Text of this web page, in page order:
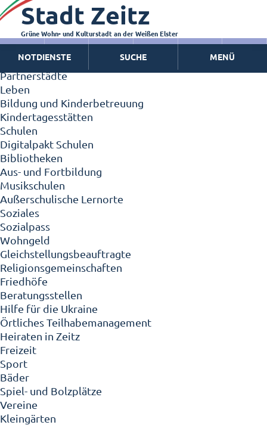
Zeitz - Die Kleinstadt
Willkommen in Zeitz!
Interview mit Oberbürgermeister Christian Thieme
Zeitz - Stadt der Zukunft
Ortschaften
Partnerstädte
Leben
Bildung und Kinderbetreuung
Kindertagesstätten
Schulen
Digitalpakt Schulen
Bibliotheken
Aus- und Fortbildung
Musikschulen
Außerschulische Lernorte
Soziales
Sozialpass
Wohngeld
Gleichstellungsbeauftragte
Religionsgemeinschaften
Friedhöfe
Beratungsstellen
Hilfe für die Ukraine
Örtliches Teilhabemanagement
Heiraten in Zeitz
Freizeit
Sport
Bäder
Spiel- und Bolzplätze
Vereine
Kleingärten
Stadt Zeitz
Grüne Wohn- und Kulturstadt an der Weißen Elster
NOTDIENSTE SUCHE MENÜ